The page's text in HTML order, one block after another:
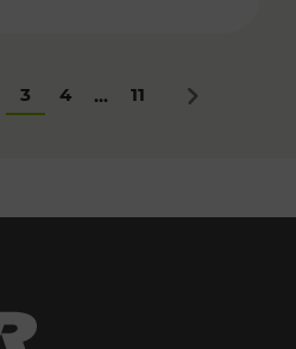
3 4 ... 11 Nächstes